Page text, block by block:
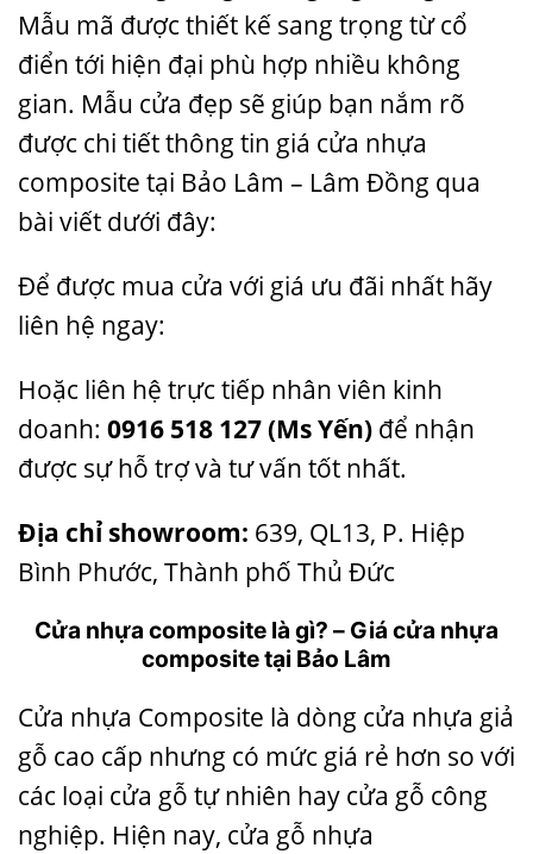
Mẫu mã được thiết kế sang trọng từ cổ
điển tới hiện đại phù hợp nhiều không
gian. Mẫu cửa đẹp sẽ giúp bạn nắm rõ
được chi tiết thông tin giá cửa nhựa
composite tại Bảo Lâm – Lâm Đồng qua
bài viết dưới đây:
Để được mua cửa với giá ưu đãi nhất hãy
liên hệ ngay:
Hoặc liên hệ trực tiếp nhân viên kinh
doanh: 0916 518 127(Ms Yến) để nhận
được sự hỗ trợ và tư vấn tốt nhất.
Địa chỉ showroom: 639, QL13, P. Hiệp
Bình Phước, Thành phố Thủ Đức
Cửa nhựa composite là gì? – Giá cửa nhựa
composite tại Bảo Lâm
Cửa nhựa Composite là dòng cửa nhựa giả
gỗ cao cấp nhưng có mức giá rẻ hơn so với
các loại cửa gỗ tự nhiên hay cửa gỗ công
nghiệp. Hiện nay, cửa gỗ nhựa